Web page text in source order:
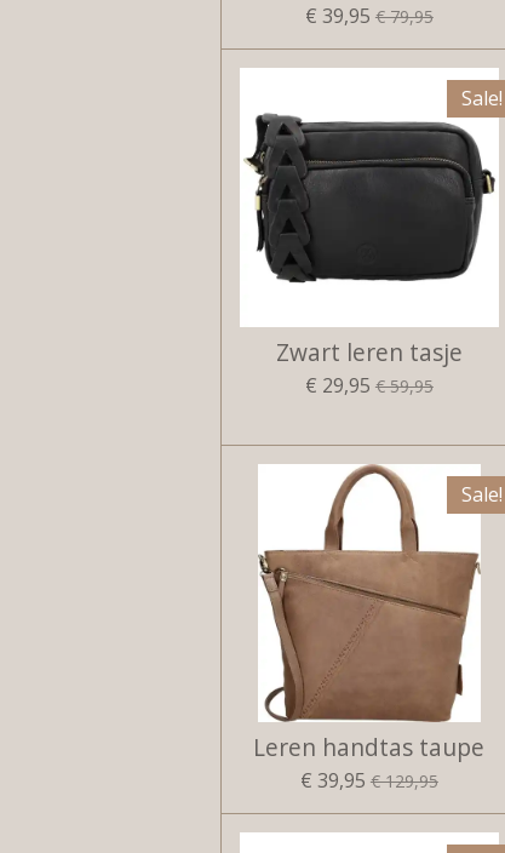
€ 39,95 € 79,95
Sale!
Zwart leren tasje
€ 29,95 € 59,95
Sale!
Leren handtas taupe
€ 39,95 € 129,95